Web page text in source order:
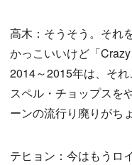
高木：そうそう。それ
かっこいいけど「
2014～2015年は、そ
スペル・チョップスを
ーンの流行り廃りがち
テヒョン：今はもうロ